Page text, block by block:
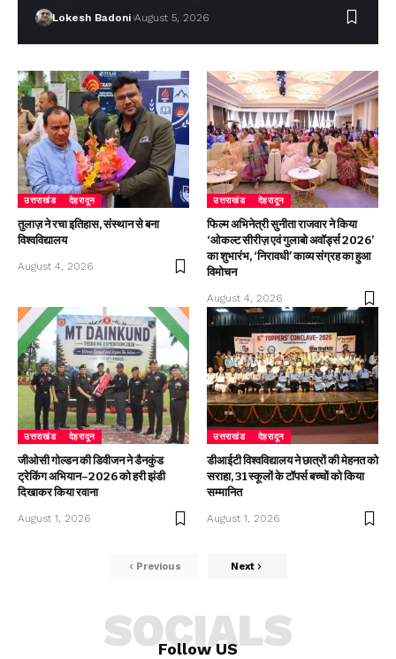
Lokesh Badoni August 5, 2026
उत्तराखंड देहरादून
तुलाज़ ने रचा इतिहास, संस्थान से बना
विश्वविद्यालय
August 4, 2026
उत्तराखंड देहरादून
फिल्म अभिनेत्री सुनीता राजवार ने किया
‘ओकल्ट सीरीज़ एवं गुलाबो अवॉर्ड्स 2026’
का शुभारंभ, ‘निरावधी’ काव्य संग्रह का हुआ
विमोचन
August 4, 2026
उत्तराखंड देहरादून
जीओसी गोल्डन की डिवीजन ने डैनकुंड
ट्रेकिंग अभियान–2026 को हरी झंडी
दिखाकर किया रवाना
August 1, 2026
उत्तराखंड देहरादून
डीआईटी विश्वविद्यालय ने छात्रों की मेहनत को
सराहा, 31 स्कूलों के टॉपर्स बच्चों को किया
सम्मानित
August 1, 2026
Previous Next
Follow US
SOCIALS